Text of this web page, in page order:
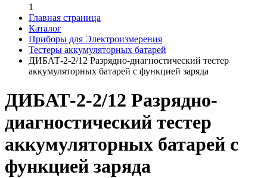
1
Главная страница
Каталог
Приборы для Электроизмерения
Тестеры аккумуляторных батарей
ДИБАТ-2-2/12 Разрядно-диагностический тестер
аккумуляторных батарей c функцией заряда
ДИБАТ-2-2/12 Разрядно-
диагностический тестер
аккумуляторных батарей c
функцией заряда